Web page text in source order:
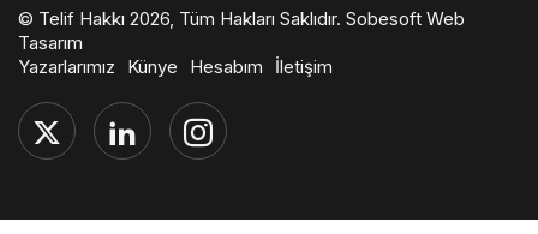
© Telif Hakkı 2026, Tüm Hakları Saklıdır. Sobesoft Web
Tasarım
Yazarlarımız
Künye Hesabım İletişim